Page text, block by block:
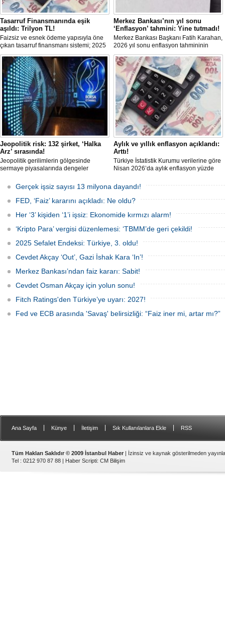
Tasarruf Finansmanında eşik
aşıldı: Trilyon TL!
Faizsiz ve esnek ödeme yapısıyla öne
çıkan tasarruf finansmanı sistemi; 2025
itibariyle trilyon TL’yi aşan işlem
hacmine ulaşarak ana akım bir finansal
modele dönüştü. Dar ve orta gelirli
kesime; ev ve araç sahibi olma yolunda
güçlü bir alternatif sunuyor.
Merkez Bankası’nın yıl sonu
‘Enflasyon’ tahmini: Yine tutmadı!
Merkez Bankası Başkanı Fatih Karahan,
2026 yıl sonu enflasyon tahmininin
yüzde 16'dan yüzde 24'e yükseltildiğini
bildirdi. Karahan ayrıca birçok
ekonomide büyüme öngörülerinin aşağı
yönde güncellendiğinin görüldüğünü
söyledi.
Jeopolitik risk: 132 şirket, ‘Halka
Arz’ sırasında!
Jeopolitik gerilimlerin gölgesinde
sermaye piyasalarında dengeler
halka arz cephesine dikkat çekti.
2026’da artan belirsizliklere rağmen
132 şirketin halka arz için sırada
olduğu, finansmana erişimde zorlanan
firmaların borsaya yöneliminin
Aylık ve yıllık enflasyon açıklandı:
Arttı!
Türkiye İstatistik Kurumu verilerine göre
Nisan 2026’da aylık enflasyon yüzde
oldu. Açıklanan rakamlar; piyasa
beklentilerinin üzerinde gerçekleşti.
Gerçek işsiz sayısı 13 milyona dayandı!
FED, ‘Faiz’ kararını açıkladı: Ne oldu?
Her ‘3’ kişiden ‘1’i işsiz: Ekonomide kırmızı alarm!
‘Kripto Para’ vergisi düzenlemesi: ‘TBMM’de geri çekildi!
2025 Sefalet Endeksi: Türkiye, 3. oldu!
Cevdet Akçay ‘Out’, Gazi İshak Kara ‘In’!
Merkez Bankası’ndan faiz kararı: Sabit!
Cevdet Osman Akçay için yolun sonu!
Fitch Ratings'den Türkiye’ye uyarı: 2027!
Fed ve ECB arasında 'Savaş' belirsizliği: “Faiz iner mi, artar mı?”
Ana Sayfa Künye İletişim Sık Kullanılanlara Ekle RSS
Tüm Hakları Saklıdır © 2009 İstanbul Haber | İzinsiz ve kaynak gösterilmeden
Tel : 0212 970 87 88 | Haber Scripti: CM Bilişim